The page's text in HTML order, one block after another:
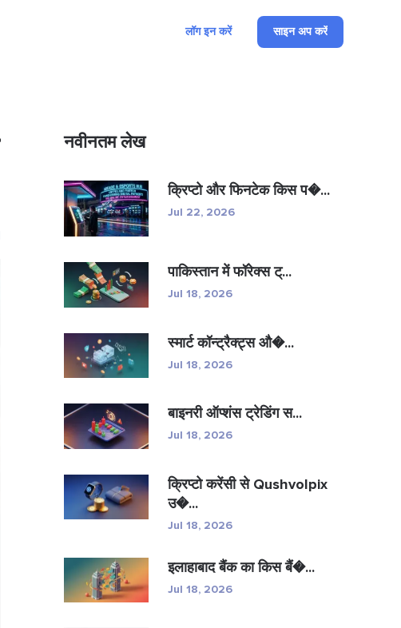
लॉग इन करें साइन अप करें
नवीनतम लेख
क्रिप्टो और फिनटेक किस प�...
Jul 22, 2026
पाकिस्तान में फॉरेक्स ट्...
Jul 18, 2026
स्मार्ट कॉन्ट्रैक्ट्स औ�...
Jul 18, 2026
बाइनरी ऑप्शंस ट्रेडिंग स...
Jul 18, 2026
क्रिप्टो करेंसी से Qushvolpix
उ�...
Jul 18, 2026
इलाहाबाद बैंक का किस बैं�...
Jul 18, 2026